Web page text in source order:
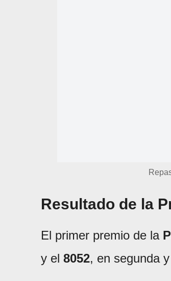
Resultado de la
El primer premio de la
y el 8052, en segunda